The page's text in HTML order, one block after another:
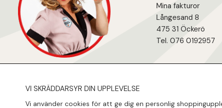
Mina fakturor
Långesand 8
475 31 Öckerö
Tel. 076 0192957
VI SKRÄDDARSYR DIN UPPLEVELSE
Vi använder cookies för att ge dig en personlig